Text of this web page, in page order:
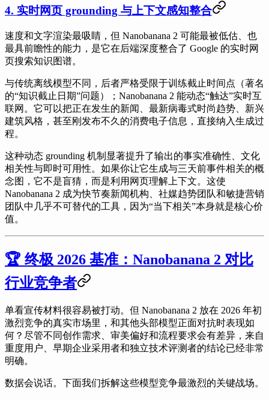
4. 实时网页 grounding 与上下文感知整合
速度和文字渲染最吸睛，但 Nanobanana 2 可能最被低估、也
最具前瞻性的能力，是它在后端深度整合了 Google 的实时网
页搜索知识图谱。
与传统离线模型不同，后者严格受限于训练截止时间点（著名
的“知识截止日期”问题）；Nanobanana 2 能动态“触达”实时互
联网。它可以把正在发生的新闻、最新病毒式时尚趋势、新兴
建筑风格，甚至刚发布不久的消费电子信息，直接纳入生成过
程。
这种动态 grounding 机制显著提升了输出的事实准确性、文化
相关性与即时可用性。如果你让它生成与三天前事件相关的概
念图，它不是盲猜，而是利用网页理解上下文。这使
Nanobanana 2 成为快节奏新闻机构、社媒趋势团队和敏捷营销
团队中几乎不可替代的工具，因为“当下相关”本身就是核心价
值。
🏆 终极 2026 基准：Nanobanana 2 对比
行业竞争者
单看宣传材料很容易被打动。但 Nanobanana 2 放在 2026 年初
激烈竞争的真实市场里，和其他头部模型正面对抗时表现如
何？尽管不同创作需求、审美偏好和流程要求会有差异，来自
重度用户、早期企业采用者和独立技术评测者的结论已经非常
明确。
数据会说话。下面我们拆解这些模型竞争最激烈的关键战场。